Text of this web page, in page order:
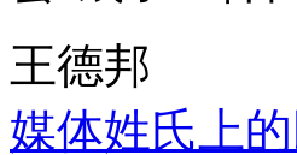
王德邦
媒体姓氏上